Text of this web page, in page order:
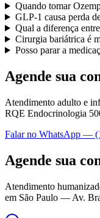
Quando tomar
GLP-1 causa perda
Qual a diferença
Cirurgia bariátrica é
Posso parar a
Agende sua
Atendimento adulto e
RQE Endocrinologia
Falar no WhatsApp —
Agende sua
Atendimento
em São Paulo — Av.